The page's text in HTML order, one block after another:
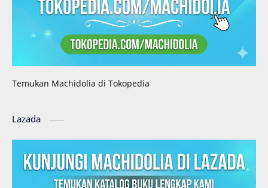
Temukan Machidolia di Tokopedia
Lazada